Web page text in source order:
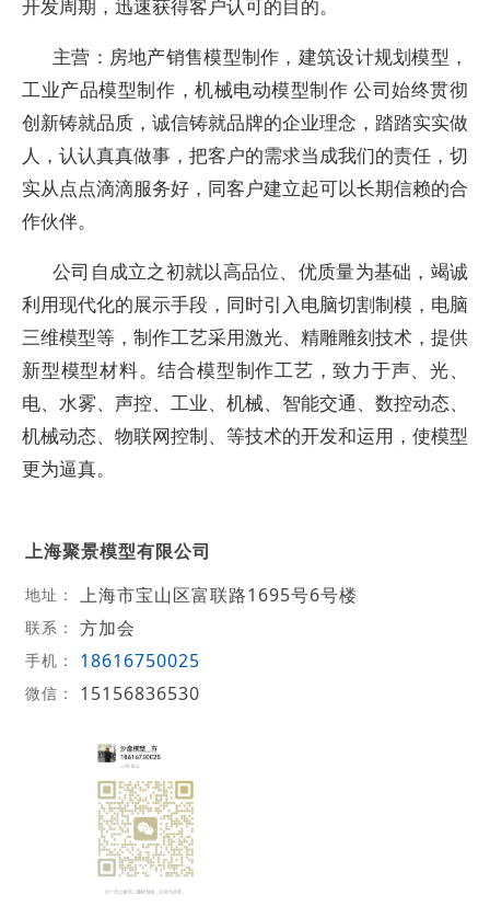
开发周期，迅速获得客户认可的目的。
主营：房地产销售模型制作，建筑设计规划模型，
工业产品模型制作，机械电动模型制作 公司始终贯彻
创新铸就品质，诚信铸就品牌的企业理念，踏踏实实做
人，认认真真做事，把客户的需求当成我们的责任，切
实从点点滴滴服务好，同客户建立起可以长期信赖的合
作伙伴。
公司自成立之初就以高品位、优质量为基础，竭诚
利用现代化的展示手段，同时引入电脑切割制模，电脑
三维模型等，制作工艺采用激光、精雕雕刻技术，提供
新型模型材料。结合模型制作工艺，致力于声、光、
电、水雾、声控、工业、机械、智能交通、数控动态、
机械动态、物联网控制、等技术的开发和运用，使模型
更为逼真。
上海聚景模型有限公司
地址： 上海市宝山区富联路1695号6号楼
联系： 方加会
手机： 18616750025
微信： 15156836530